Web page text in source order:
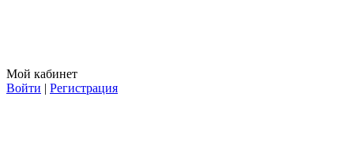
Мой кабинет
Войти | Регистрация